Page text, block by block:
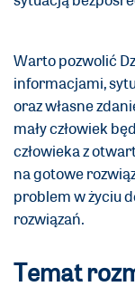
Warto pozwolić
informacjami,
oraz własne
mały człowiek
człowieka z
na gotowe
problem w życiu
rozwiązań.
Temat